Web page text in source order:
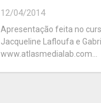
12/04/2014
Apresentação feita no
Jacqueline Lafloufa e
www.atlasmedialab.com...